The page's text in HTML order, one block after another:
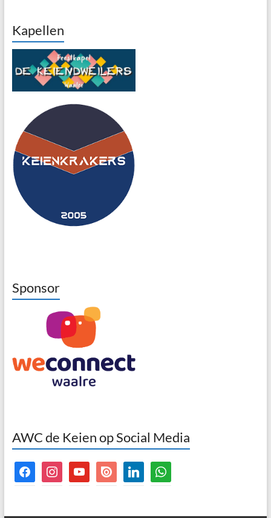
Kapellen
Sponsor
AWC de Keien op Social Media
facebookinstagramyoutubeissuu linkedinwhatsapp